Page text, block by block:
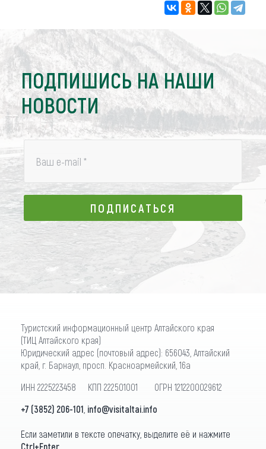
ПОДПИШИСЬ НА НАШИ
НОВОСТИ
Ваш e-mail *
ПОДПИСАТЬСЯ
ПОДПИСАТЬСЯ
Туристский информационный центр Алтайского края
(ТИЦ Алтайского края)
Юридический адрес (почтовый адрес): 656043, Алтайский
край, г. Барнаул, просп. Красноармейский, 16а
ИНН 2225223458 КПП 222501001 ОГРН 1212200029612
+7 (3852) 206-101 info@visitaltai.info
Если заметили в тексте опечатку, выделите её и нажмите
Ctrl+Enter